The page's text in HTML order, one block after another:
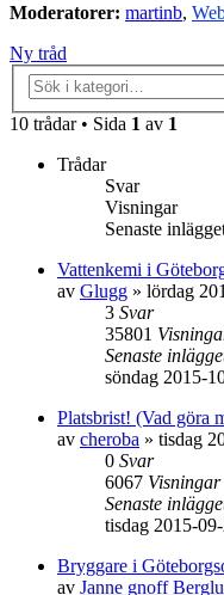
Moderatorer: martinb,
Ny tråd
10 trådar • Sida 1 av 1
Trådar
Svar
Visningar
Senaste
Vattenkemi i
av Glugg » lördag
3 Svar
35801
Senaste
söndag 2015-
Platsbrist! (Vad göra
av cheroba » tisdag
0 Svar
6067 Visningar
Senaste
tisdag 2015-
Bryggare i
av Janne gnoff